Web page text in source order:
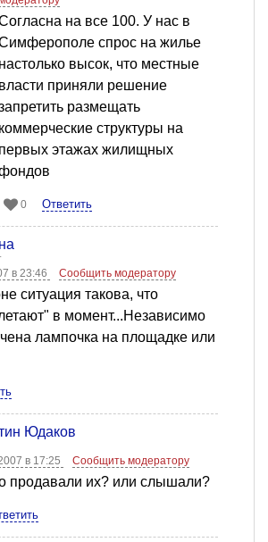
на все 100. У нас в
спрос на жилье
настолько высок, что местные
власти приняли решение
размещать
коммерческие структуры на
первых этажах жилищных
0 Ответить
в 23:46
Сообщить модератору
ситуация такова, что
в момент...Независимо
лампочка на площадке или
Юдаков
в 17:25
Сообщить модератору
продавали их? или слышали?